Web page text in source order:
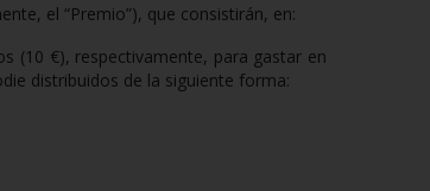
el “Premio”), que consistirán, en:
(10 €), respectivamente, para gastar en
distribuidos de la siguiente forma: